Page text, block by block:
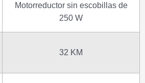
Motorreductor sin escobillas de
250 W
32 KM